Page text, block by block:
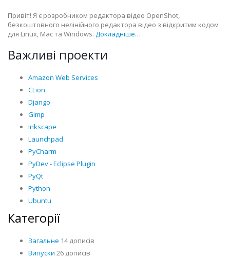
Привіт! Я є розробником редактора відео OpenShot,
безкоштовного нелінійного редактора відео з відкритим кодом
для Linux, Mac та Windows. Докладніше…
Важливі проекти
Amazon Web Services
CLion
Django
Gimp
Inkscape
Launchpad
PyCharm
PyDev - Eclipse Plugin
PyQt
Python
Ubuntu
Категорії
Загальне 14 дописів
Випуски 26 дописів